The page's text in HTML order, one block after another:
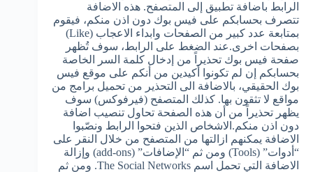
الرابط باضافة تطبيق إلى المتصفح. هذه الاضافة
تتصرف بحسابكم على فيس بوك دون اذن منكم، فيقوم
بمتابعة عدد كبير من الصفحات وابداء الاعجاب (Like)
بصفحات اخرى.عند الضغط على الرابط، سوف تُظهر
صفحة فيس بوك تحذيراً من إدخال كلمة السر الخاصة
بحسابكم إن لم تكونوا أكيدين من أنكم على موقع فيس
بوك الحقيقي، بالاضافة الى التحذير من تحميل برامج من
مواقع لا تثقون بها. كذلك المتصفح (فيرفوكس) سوف
يظهر تحذيراً من أن هذه الصفحة تحاول تنصيب اضافة
دون اذن منكم.الاشخاص الذين فتحوا الرابط ونصّبوا
الاضافة يمكنهم ازالتها من المتصفح من خلال النقر على
“أدوات” (Tools) ومن ثم “الإضافات” (add-ons) وإزالة
الاضافة التي تحمل اسم The Social Networks. ومن ثم